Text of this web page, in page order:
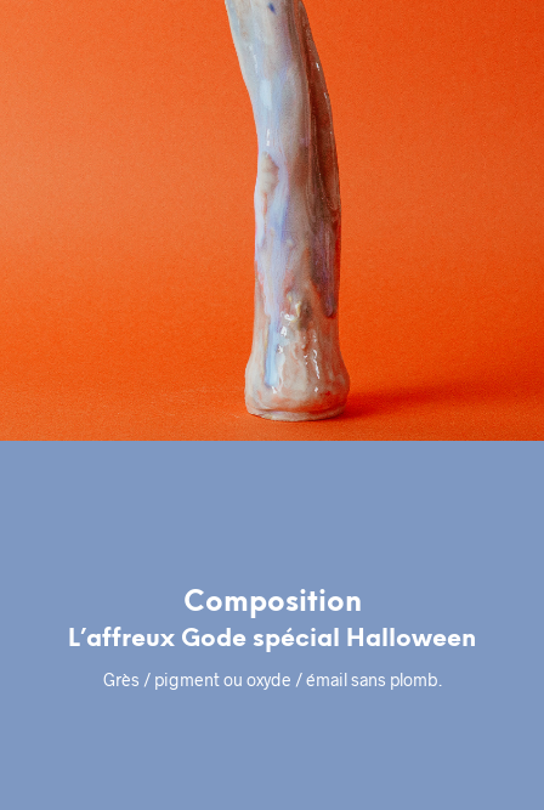
Composition
L’affreux Gode spécial Halloween
Grès / pigment ou oxyde / émail sans plomb.